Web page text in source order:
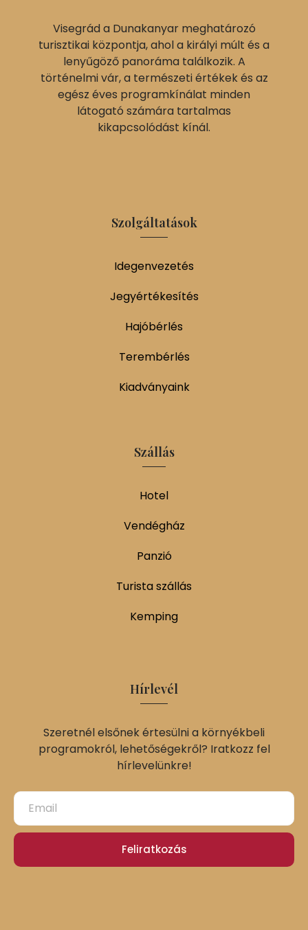
Visegrád a Dunakanyar meghatározó
turisztikai központja, ahol a királyi múlt és a
lenyűgöző panoráma találkozik. A
történelmi vár, a természeti értékek és az
egész éves programkínálat minden
látogató számára tartalmas
kikapcsolódást kínál.
Szolgáltatások
Idegenvezetés
Jegyértékesítés
Hajóbérlés
Terembérlés
Kiadványaink
Szállás
Hotel
Vendégház
Panzió
Turista szállás
Kemping
Hírlevél
Szeretnél elsőnek értesülni a környékbeli
programokról, lehetőségekről? Iratkozz fel
hírlevelünkre!
Feliratkozás